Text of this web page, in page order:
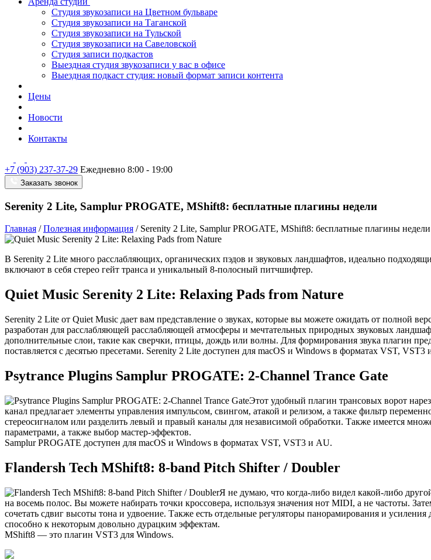
Студия звукозаписи на Цветном бульваре
Студия звукозаписи на Таганской
Студия звукозаписи на Тульской
Студия звукозаписи на Савеловской
Студия записи подкастов
Выездная студия звукозаписи у вас в офисе
Выездная подкаст студия: новый формат записи контента
Цены
Новости
Контакты
+7 (903) 237-37-29 Ежедневно 8:00 - 19:00
Заказать звонок
Serenity 2 Lite, Samplur PROGATE, MShift8: бесплатные плагины недели
Главная /Полезная информация / Serenity 2 Lite, Samplur PROGATE, MShift8: бесплатные плагины недели
В Serenity 2 Lite много расслабляющих, органических пэдов и звуковых ландшафтов, идеально
включают в себя стерео гейт транса и уникальный 8-полосный питчшифтер.
Quiet Music Serenity 2 Lite: Relaxing Pads from Nature
Serenity 2 Lite от Quiet Music дает вам представление о звуках, которые вы можете ожидать от полной
разработан для расслабляющей расслабляющей атмосферы и мечтательных природных звуковых
дополнительные слои, такие как сверчки, птицы, дождь или волны. Для формирования звука плагин
поставляется с десятью пресетами. Serenity 2 Lite доступен для macOS и Windows в форматах VST, VST3
Psytrance Plugins Samplur PROGATE: 2-Channel Trance Gate
Этот удобный плагин трансовых ворот
канал предлагает элементы управления импульсом, свингом, атакой и релизом, а также фильтр
стереосигналом или разделить левый и правый каналы для независимой обработки. Также имеется
параметрами, а также выбор мастер-эффектов.
Samplur PROGATE доступен для macOS и Windows в форматах VST, VST3 и AU.
Flandersh Tech MShift8: 8-band Pitch Shifter / Doubler
Я не думаю, что когда-либо видел какой-либо
на восемь полос. Вы можете набирать точки кроссовера, используя значения нот MIDI, а не частоты.
сочетать сдвиг высоты тона и удвоение. Также есть отдельные регуляторы панорамирования и
способно к некоторым довольно дурацким эффектам.
MShift8 — это плагин VST3 для Windows.